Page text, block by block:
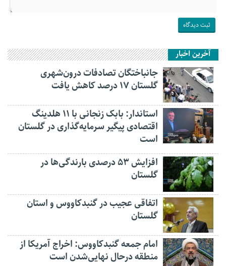
آخرین اخبار
جانباختگان تصادفات درون‌شهری
گلستان ۱۷ درصد کاهش یافت
استاندار: بابک زنجانی با ۱۱ هلدینگ
اقتصادی پیگیر سرمایه‌گذاری در گلستان
است
افزایش ۵۳ درصدی بارندگی‌ها در
گلستان
اتفاقی عجیب در‌ گنبدکاووس و استان
گلستان
امام جمعه گنبدکاووس: اخراج آمریکا از
منطقه درحال نهایی‌شدن است